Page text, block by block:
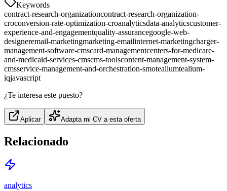
Keywords
contract-research-organizationcontract-research-organization-
croconversion-rate-optimization-croanalyticsdata-analyticscustomer-
experience-and-engagementquality-assurancegoogle-web-
designeremail-marketingmarketing-emailinternet-marketingcharger-
management-software-cmscard-managementcenters-for-medicare-
and-medicaid-services-cmscms-toolscontent-management-system-
cmsservice-management-and-orchestration-smotealiumtealium-
iqjavascript
¿Te interesa este puesto?
Aplicar Adapta mi CV a esta oferta
Relacionado
analytics